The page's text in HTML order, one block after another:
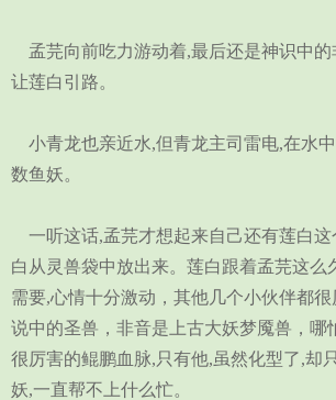
孟芫向前吃力游动着,最后还是神识中的
让莲白引路。
小青龙也亲近水,但青龙主司雷电,在水
数鱼妖。
一听这话,孟芫才想起来自己还有莲白这
白从灵兽袋中放出来。莲白跟着孟芫这么
需要,心情十分激动，其他几个小伙伴都
说中的圣兽，非音是上古大妖梦魇兽，哪
很厉害的鲲鹏血脉,只有他,虽然化型了,却
妖,一直帮不上什么忙。